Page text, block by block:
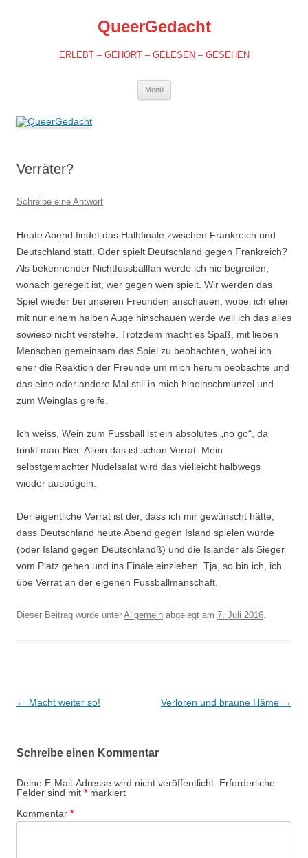
QueerGedacht
ERLEBT – GEHÖRT – GELESEN – GESEHEN
Menü
Verräter?
Schreibe eine Antwort
Heute Abend findet das Halbfinale zwischen Frankreich und
Deutschland statt. Oder spielt Deutschland gegen Frankreich?
Als bekennender Nichtfussballfan werde ich nie begreifen,
wonach geregelt ist, wer gegen wen spielt. Wir werden das
Spiel wieder bei unseren Freunden anschauen, wobei ich eher
mit nur einem halben Auge hinschauen werde weil ich das alles
sowieso nicht verstehe. Trotzdem macht es Spaß, mit lieben
Menschen gemeinsam das Spiel zu beobachten, wobei ich
eher die Reaktion der Freunde um mich herum beobachte und
das eine oder andere Mal still in mich hineinschmunzel und
zum Weinglas greife.
Ich weiss, Wein zum Fussball ist ein absolutes „no go“, da
trinkt man Bier. Allein das ist schon Verrat. Mein
selbstgemachter Nudelsalat wird das vielleicht halbwegs
wieder ausbügeln.
Der eigentliche Verrat ist der, dass ich mir gewünscht hätte,
dass Deutschland heute Abend gegen Island spielen würde
(oder Island gegen Deutschlandß) und die Isländer als Sieger
vom Platz gehen und ins Finale einziehen. Tja, so bin ich, ich
übe Verrat an der eigenen Fussballmanschaft.
Dieser Beitrag wurde unter Allgemein abgelegt am 7. Juli 2016.
Beitrags-
← Macht weiter so! Verloren und braune Häme →
Schreibe einen Kommentar
Deine E-Mail-Adresse wird nicht veröffentlicht. Erforderliche
Felder sind mit * markiert
Kommentar *